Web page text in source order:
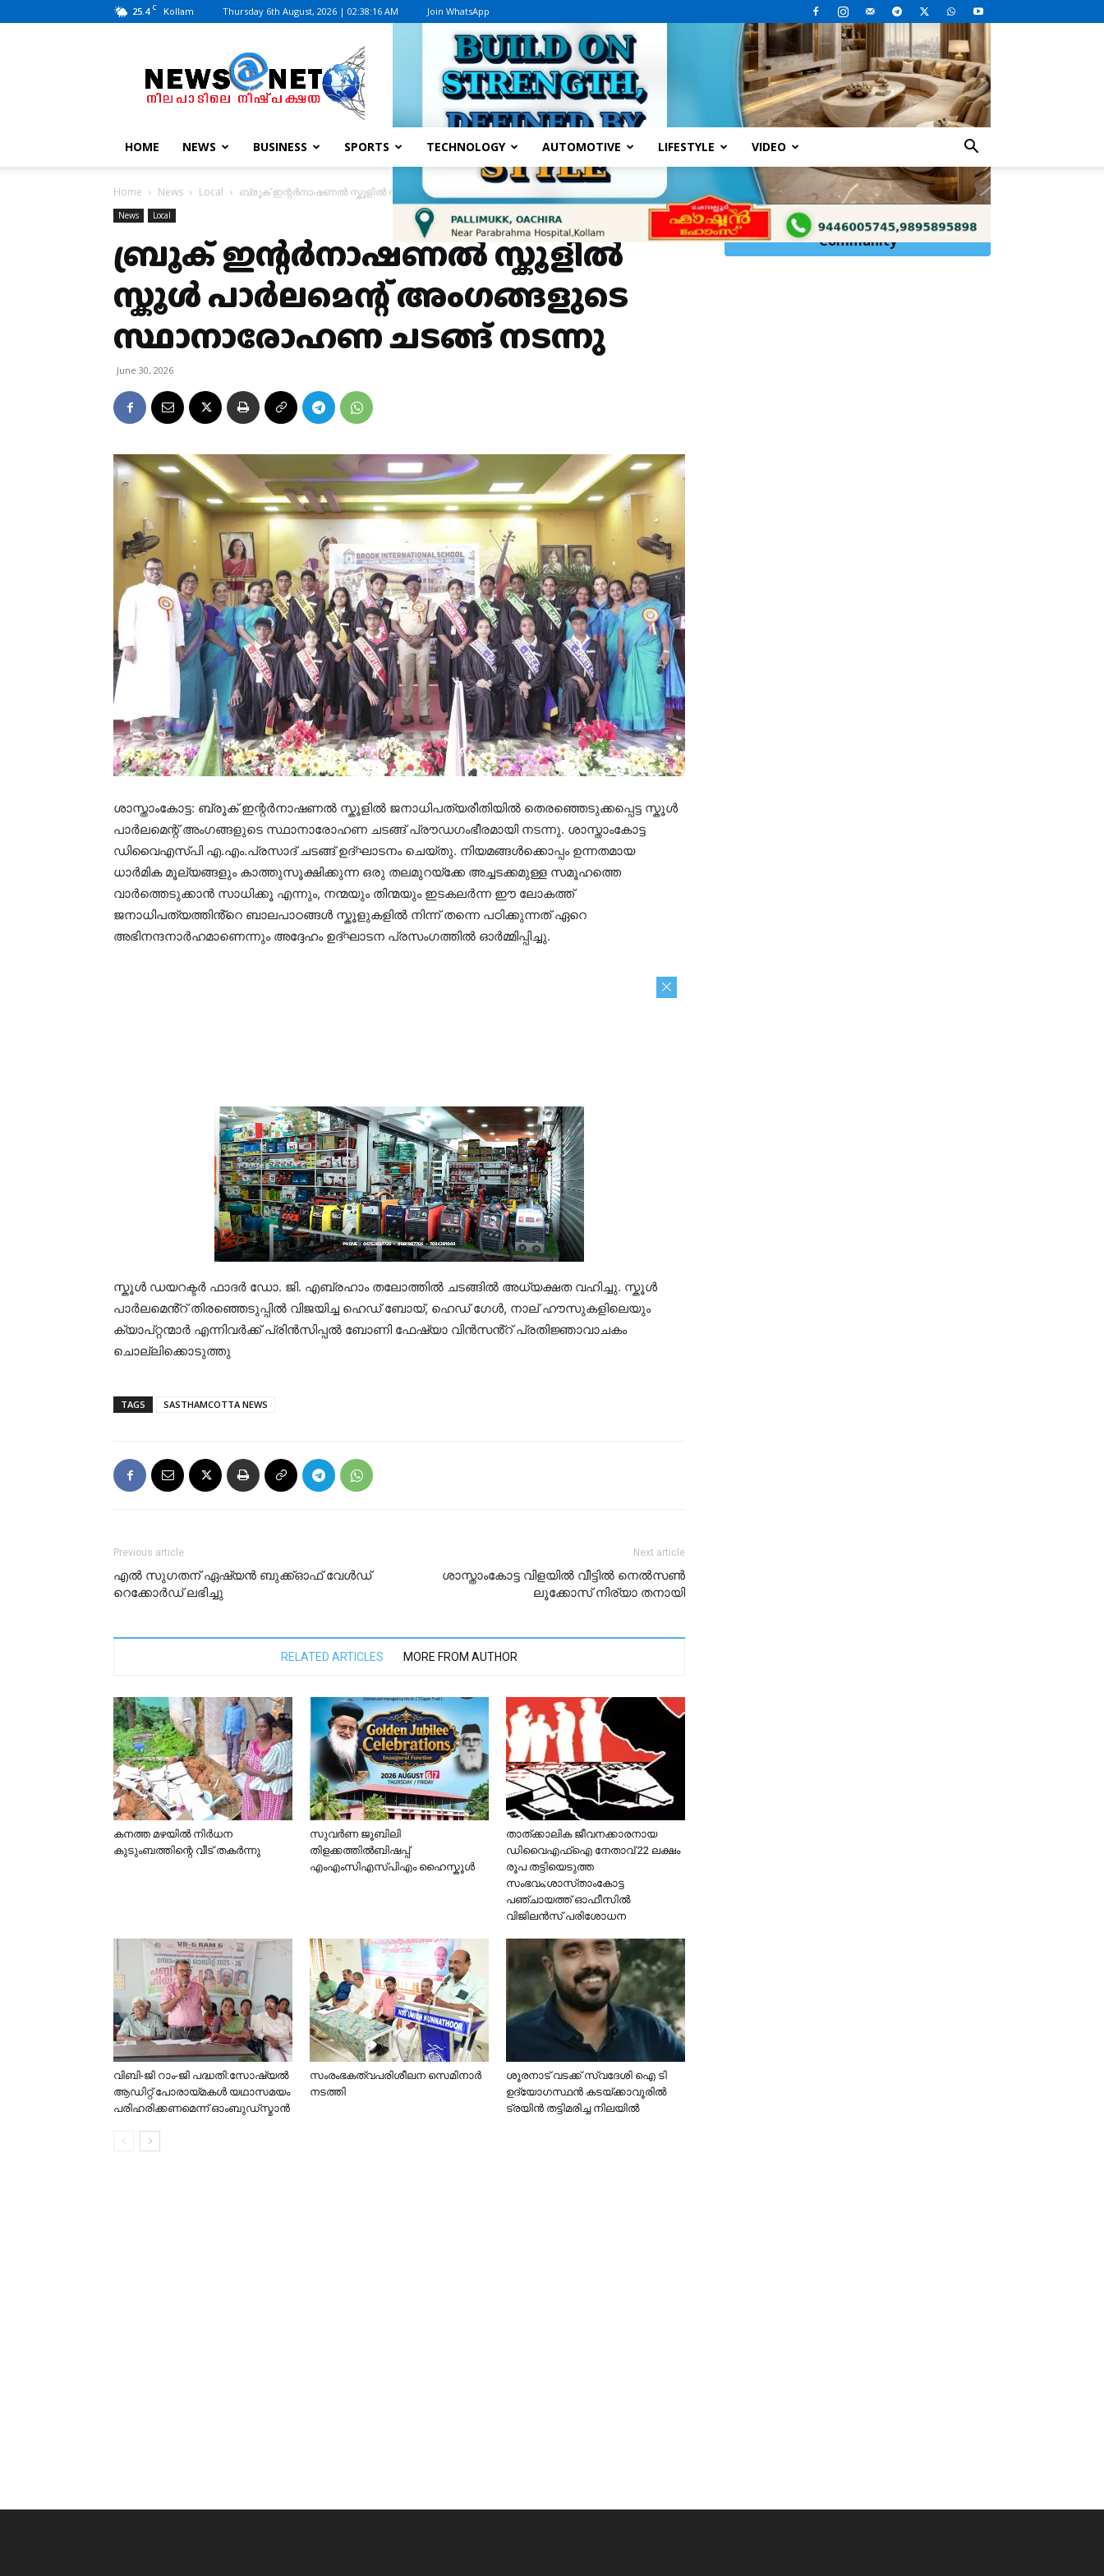
25.4 C Kollam Thursday 6th August, 2026 | 02:38:16 AM Join WhatsApp
News@Net
|
www.newsatnet.com
HOME NEWS BUSINESS SPORTS TECHNOLOGY AUTOMOTIVE LIFESTYLE VIDEO
Home News Local ബ്രൂക് ഇന്റർനാഷണൽ സ്കൂളിൽ സ്കൂൾ പാർലമെന്റ് അംഗങ്ങളുടെ സ്ഥാനാരോഹണ ചടങ്ങ് നടന്നു
News Local
ബ്രൂക് ഇന്റർനാഷണൽ സ്കൂളിൽ
സ്കൂൾ പാർലമെന്റ് അംഗങ്ങളുടെ
സ്ഥാനാരോഹണ ചടങ്ങ് നടന്നു
June 30, 2026
ശാസ്താംകോട്ട: ബ്രൂക് ഇന്റർനാഷണൽ സ്കൂളിൽ ജനാധിപത്യരീതിയിൽ തെരഞ്ഞെടുക്കപ്പെട്ട സ്കൂൾ
പാർലമെന്റ് അംഗങ്ങളുടെ സ്ഥാനാരോഹണ ചടങ്ങ് പ്രൗഡഗംഭീരമായി നടന്നു. ശാസ്താംകോട്ട
ഡിവൈഎസ്‌പി എ.എം.പ്രസാദ് ചടങ്ങ് ഉദ്ഘാടനം ചെയ്തു. നിയമങ്ങൾക്കൊപ്പം ഉന്നതമായ
ധാർമിക മൂല്യങ്ങളും കാത്തുസൂക്ഷിക്കുന്ന ഒരു തലമുറയ്ക്കേ അച്ചടക്കമുള്ള സമൂഹത്തെ
വാർത്തെടുക്കാൻ സാധിക്കൂ എന്നും, നന്മയും തിന്മയും ഇടകലർന്ന ഈ ലോകത്ത്
ജനാധിപത്യത്തിൻ്റെ ബാലപാഠങ്ങൾ സ്കൂളുകളിൽ നിന്ന് തന്നെ പഠിക്കുന്നത് ഏറെ
അഭിനന്ദനാർഹമാണെന്നും അദ്ദേഹം ഉദ്ഘാടന പ്രസംഗത്തിൽ ഓർമ്മിപ്പിച്ചു.
സ്കൂൾ ഡയറക്ടർ ഫാദർ ഡോ. ജി. എബ്രഹാം തലോത്തിൽ ചടങ്ങിൽ അധ്യക്ഷത വഹിച്ചു. സ്കൂൾ
പാർലമെൻ്റ് തിരഞ്ഞെടുപ്പിൽ വിജയിച്ച ഹെഡ് ബോയ്, ഹെഡ് ഗേൾ, നാല് ഹൗസുകളിലെയും
ക്യാപ്റ്റന്മാർ എന്നിവർക്ക് പ്രിൻസിപ്പൽ ബോണി ഫേഷ്യാ വിൻസൻ്റ് പ്രതിജ്ഞാവാചകം
ചൊല്ലിക്കൊടുത്തു
TAGS SASTHAMCOTTA NEWS
Previous article
എൽ സുഗതന് ഏഷ്യൻ ബുക്ക്ഓഫ് വേൾഡ്
റെക്കോർഡ് ലഭിച്ചു
Next article
ശാസ്താംകോട്ട വിളയില്‍ വീട്ടില്‍ നെല്‍സണ്‍
ലൂക്കോസ് നിര്യാ തനായി
RELATED ARTICLES MORE FROM AUTHOR
കനത്ത മഴയിൽ നിർധന
കുടുംബത്തിന്റെ വീട് തകർന്നു
സുവർണ ജൂബിലി
തിളക്കത്തിൽബിഷപ്പ്
എംഎംസിഎസ്പിഎം ഹൈസ്കൂൾ
താത്ക്കാലിക ജീവനക്കാരനായ
ഡിവൈഎഫ്ഐ നേതാവ് 22 ലക്ഷം
രൂപ തട്ടിയെടുത്ത
സംഭവം;ശാസ്‌താംകോട്ട
പഞ്ചായത്ത് ഓഫീസിൽ
വിജിലൻസ് പരിശോധന
വിബി-ജി റാം-ജി പദ്ധതി:സോഷ്യൽ
ആഡിറ്റ് പോരായ്മകൾ യഥാസമയം
പരിഹരിക്കണമെന്ന് ഓംബുഡ്‌സ്മാൻ
സംരംഭകത്വപരിശീലന സെമിനാർ
നടത്തി
ശൂരനാട് വടക്ക് സ്വദേശി ഐ ടി
ഉദ്യോഗസ്ഥന്‍ കടയ്ക്കാവൂരില്‍
ട്രയിന്‍ തട്ടിമരിച്ച നിലയില്‍
Click Here toJoinWhatsApp
Community